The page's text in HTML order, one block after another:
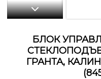
БЛОК
ГРАНТА,